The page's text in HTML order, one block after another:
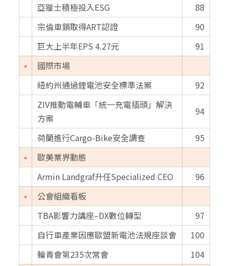
亞獵士積極投入ESG
88
宗倫車鎖取得ART認證
90
巨大上半年EPS 4.27元
91
國際市場
紐約州通過鋰電池安全標準法案
92
ZIV推動電輔車「統一充電插頭」解決
方案
94
荷蘭進行Cargo-Bike安全調查
95
歐美業界動態
Armin Landgraf升任Specialized CEO
96
公會組織看板
TBA影響力講座–DX數位轉型
97
自行車產業因應歐盟新電池法規座談會
100
輪青會第235次常會
104